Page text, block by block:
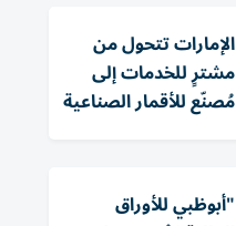
الإمارات تتحول من
مشترٍ للخدمات إلى
مُصنّع للأقمار الصناعية
"أبوظبي للأوراق